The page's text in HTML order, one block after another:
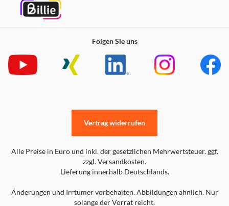
ZoneClean: Leistungsstark für Töpfe und Pfannen,
sanft zu Gläsern
im Unterkorb für Töpfe und Pfannen zu maximieren und
zeitgleich Gläser im Oberkorb sanft zu reinigen. So
entstehen zwei separate Reinigungszonen, ohne
Folgen Sie uns
Alle Preise in Euro und inkl. der gesetzlichen Mehrwertsteuer. ggf.
zzgl. Versandkosten.
Lieferung innerhalb Deutschlands.
Änderungen und Irrtümer vorbehalten. Abbildungen ähnlich. Nur
solange der Vorrat reicht.
Vertrag widerrufen